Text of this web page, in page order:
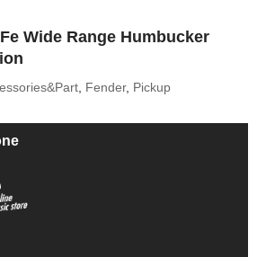
Wide Range Humbucker
, Fender, Pickup